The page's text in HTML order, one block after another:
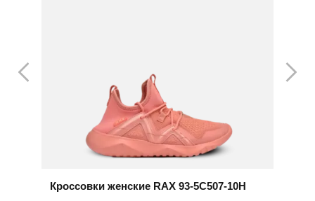
Кроссовки женские RAX 93-5C507-10H